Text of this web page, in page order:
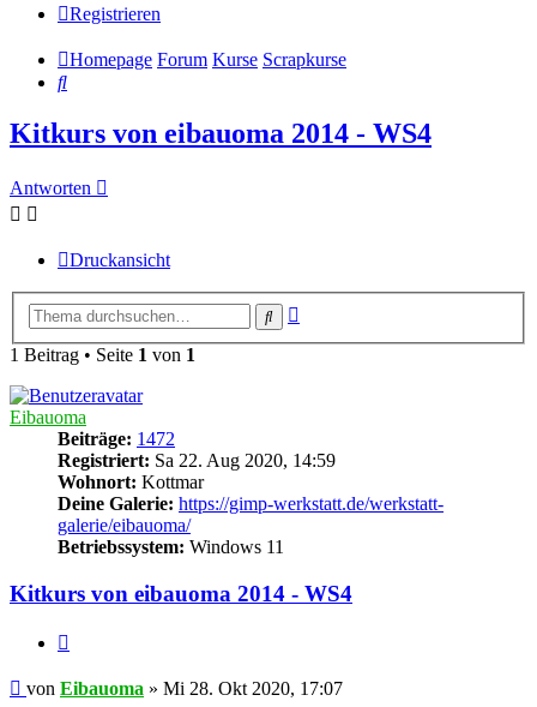
Registrieren
Homepage Forum Kurse Scrapkurse
Suche
Kitkurs von eibauoma 2014 - WS4
Antworten
Druckansicht
Suche
1 Beitrag • Seite 1 von 1
Eibauoma
Beiträge: 1472
Registriert: Sa 22. Aug 2020, 14:59
Wohnort: Kottmar
Deine Galerie: https://gimp-werkstatt.de/werkstatt-
galerie/eibauoma/
Betriebssystem: Windows 11
Kitkurs von eibauoma 2014 - WS4
Beitrag
von Eibauoma » Mi 28. Okt 2020, 17:07